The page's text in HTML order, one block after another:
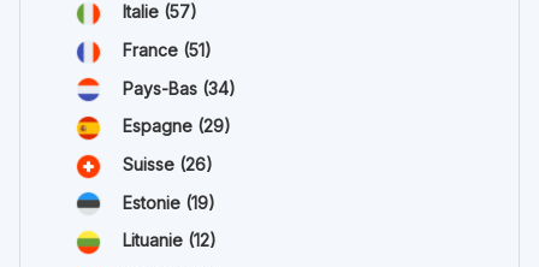
Italie (57)
France (51)
Pays-Bas (34)
Espagne (29)
Suisse (26)
Estonie (19)
Lituanie (12)